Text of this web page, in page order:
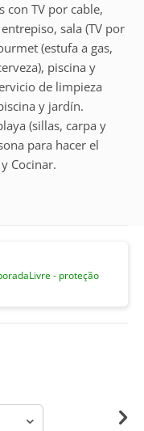
con TV por cable,
sala (TV por
(estufa a gas,
piscina y
de limpieza
y jardín.
(sillas, carpa y
para hacer el
Cocinar.
- proteção